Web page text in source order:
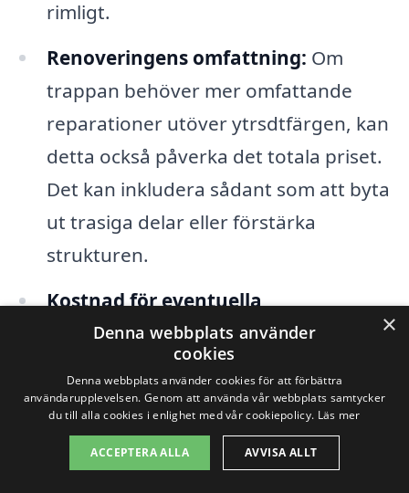
rimligt.
Renoveringens omfattning: Om
trappan behöver mer omfattande
reparationer utöver ytrsdtfärgen, kan
detta också påverka det totala priset.
Det kan inkludera sådant som att byta
ut trasiga delar eller förstärka
strukturen.
Kostnad för eventuella
tilläggstjänster:Om du vill lägga till
extra funktioner, som belysning eller
halkskydd, bör du också ta med dessa
kostnader i din budget.
×
Denna webbplats använder
cookies
Denna webbplats använder cookies för att förbättra
användarupplevelsen. Genom att använda vår webbplats samtycker
du till alla cookies i enlighet med vår cookiepolicy. Läs mer
ACCEPTERA ALLA AVVISA ALLT